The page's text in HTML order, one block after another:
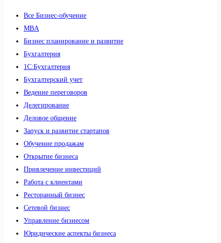
Все Бизнес-обучение
MBA
Бизнес планирование и развитие
Бухгалтерия
1C:Бухгалтерия
Бухгалтерский учет
Ведение переговоров
Делегирование
Деловое общение
Запуск и развитие стартапов
Обучение продажам
Открытие бизнеса
Привлечение инвестиций
Работа с клиентами
Ресторанный бизнес
Сетевой бизнес
Управление бизнесом
Юридические аспекты бизнеса